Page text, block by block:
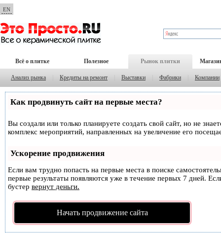
EN
Всё о плитке Полезное Рынок плитки
Анализ рынка Кредиты на ремонт Выставки Фабрики Компании
Как продвинуть сайт на первые места?
Вы создали или только планируете создать свой сайт, но не
комплекс мероприятий, направленных на увеличение его
Ускорение продвижения
Если вам трудно попасть на первые места в поиске
первые результаты появляются уже в течение первых 7 дней.
бустер вернут деньги.
Начать продвижение сайта